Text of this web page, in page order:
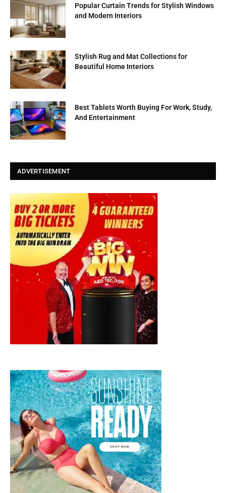
Popular Curtain Trends for Stylish Windows
and Modern Interiors
Stylish Rug and Mat Collections for
Beautiful Home Interiors
Best Tablets Worth Buying For Work, Study,
And Entertainment
ADVERTISEMENT